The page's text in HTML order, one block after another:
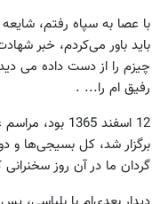
با عصا به سپاه رفتم،
باید باور می‌کردم، خبر
چیزم را از دست داده می
رفیق ام را... .
12 اسفند
برگزار شد، کل بسیجی‌ها و
گردان ما در آن روز